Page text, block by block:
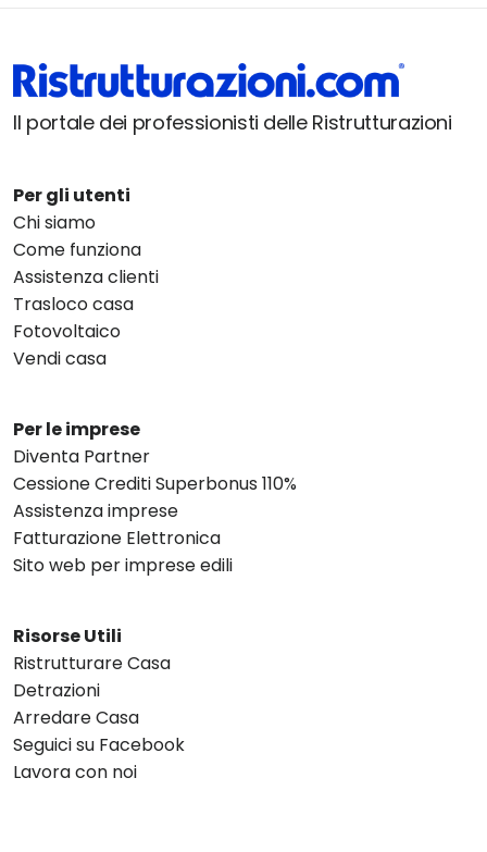
Il portale dei professionisti delle Ristrutturazioni
Per gli utenti
Chi siamo
Come funziona
Assistenza clienti
Trasloco casa
Fotovoltaico
Vendi casa
Per le imprese
Diventa Partner
Cessione Crediti Superbonus 110%
Assistenza imprese
Fatturazione Elettronica
Sito web per imprese edili
Risorse Utili
Ristrutturare Casa
Detrazioni
Arredare Casa
Seguici su Facebook
Lavora con noi